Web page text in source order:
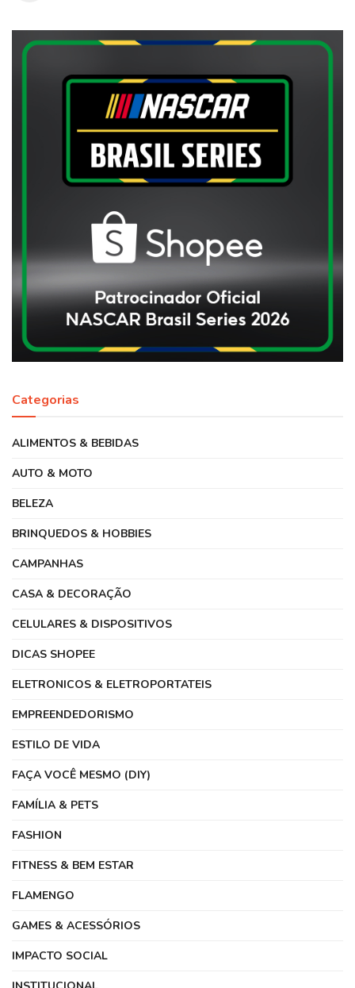
Categorias
ALIMENTOS & BEBIDAS
AUTO & MOTO
BELEZA
BRINQUEDOS & HOBBIES
CAMPANHAS
CASA & DECORAÇÃO
CELULARES & DISPOSITIVOS
DICAS SHOPEE
ELETRONICOS & ELETROPORTATEIS
EMPREENDEDORISMO
ESTILO DE VIDA
FAÇA VOCÊ MESMO (DIY)
FAMÍLIA & PETS
FASHION
FITNESS & BEM ESTAR
FLAMENGO
GAMES & ACESSÓRIOS
IMPACTO SOCIAL